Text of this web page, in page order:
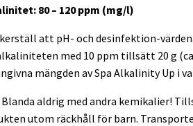
80 – 120 ppm (mg/l)
att pH- och desinfektion-
med 10 ppm tillsätt 20 g
mängden av Spa Alkalinity Up i
Blanda aldrig med andra kemikalier!
utom räckhåll för barn.